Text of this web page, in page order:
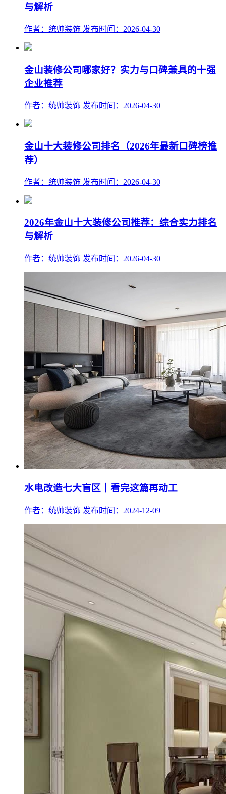
与解析
作者：统帅装饰 发布时间：2026-04-30
金山装修公司哪家好？实力与口碑兼具的十强
企业推荐
作者：统帅装饰 发布时间：2026-04-30
金山十大装修公司排名（2026年最新口碑榜推
荐）
作者：统帅装饰 发布时间：2026-04-30
2026年金山十大装修公司推荐：综合实力排名
与解析
作者：统帅装饰 发布时间：2026-04-30
水电改造七大盲区｜看完这篇再动工
作者：统帅装饰 发布时间：2024-12-09